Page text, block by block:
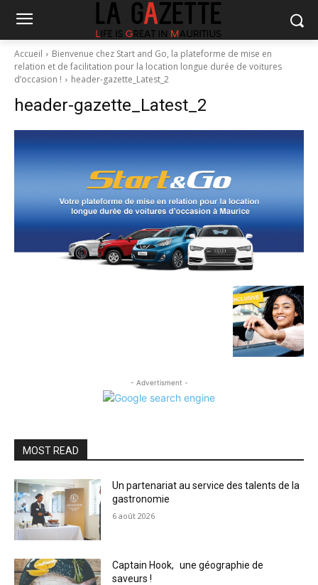
Accueil
Bienvenue chez Start and Go, la plateforme de mise en
relation et de facilitation pour la location longue durée de voitures
d’occasion !
header-gazette_Latest_2
header-gazette_Latest_2
- Advertisment -
MOST READ
Un partenariat au service des talents de la
gastronomie
6 août 2026
Captain Hook, une géographie de
saveurs !